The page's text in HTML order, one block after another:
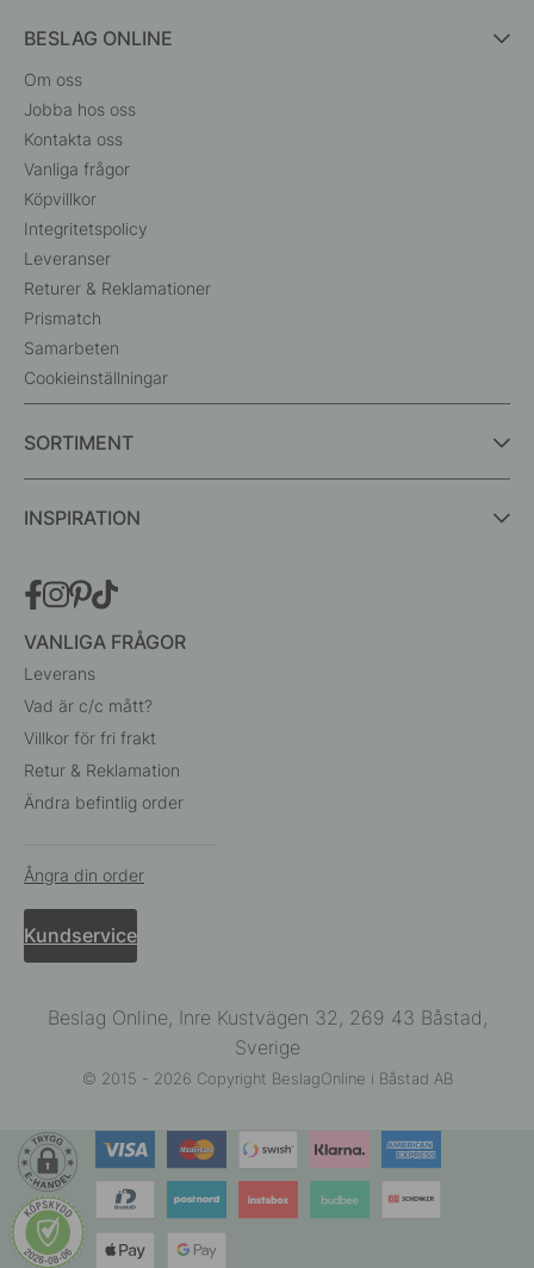
BESLAG ONLINE
Om oss
Jobba hos oss
Kontakta oss
Vanliga frågor
Köpvillkor
Integritetspolicy
Leveranser
Returer & Reklamationer
Prismatch
Samarbeten
Cookieinställningar
SORTIMENT
INSPIRATION
VANLIGA FRÅGOR
Leverans
Vad är c/c mått?
Villkor för fri frakt
Retur & Reklamation
Ändra befintlig order
Ångra din order
Kundservice
Beslag Online, Inre Kustvägen 32, 269 43 Båstad,
Sverige
© 2015 - 2026 Copyright BeslagOnline i Båstad AB